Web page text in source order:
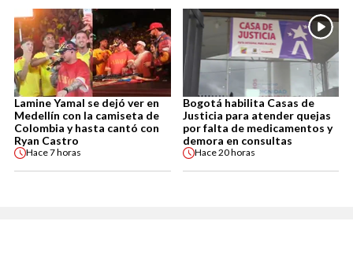
Lamine Yamal se dejó ver en
Medellín con la camiseta de
Colombia y hasta cantó con
Ryan Castro
Hace7 horas
Bogotá habilita Casas de
Justicia para atender quejas
por falta de medicamentos y
demora en consultas
Hace20 horas